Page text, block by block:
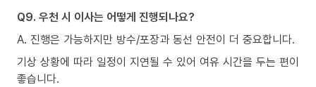
Q9. 우천 시 이사는 어떻게 진행되나요?
A. 진행은 가능하지만 방수/포장과 동선 안전이 더 중요합니다.
기상 상황에 따라 일정이 지연될 수 있어 여유 시간을 두는 편이
좋습니다.